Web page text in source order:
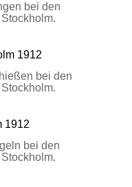
bei den
1912
bei den
1912
bei den